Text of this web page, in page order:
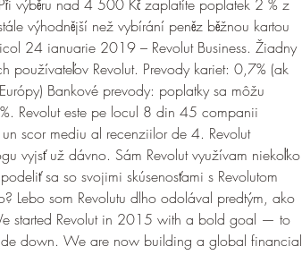
výběru nad 4 500 Kč zaplatíte poplatek 2 % z
výhodnější než vybírání peněz běžnou kartou
24 ianuarie 2019 – Revolut Business. Žiadny
používateľov Revolut. Prevody kariet: 0,7% (ak
Bankové prevody: poplatky sa môžu
Revolut este pe locul 8 din 45 companii
scor mediu al recenziilor de 4. Revolut
vyjsť už dávno. Sám Revolut využívam niekoľko
sa so svojimi skúsenosťami s Revolutom
Lebo som Revolutu dlho odolával predtým, ako
started Revolut in 2015 with a bold goal — to
down. We are now building a global financial